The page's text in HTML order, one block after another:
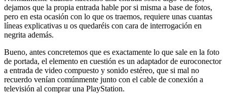
dejamos que la propia entrada hable por si misma a base de fotos,
pero en esta ocasión con lo que os traemos, requiere unas cuantas
líneas explicativas u os quedaréis con cara de interrogación en
negrita además.
Bueno, antes concretemos que es exactamente lo que sale en la foto
de portada, el elemento en cuestión es un adaptador de euroconector
a entrada de video compuesto y sonido estéreo, que si mal no
recuerdo venían comúnmente junto con el cable de conexión a
televisión al comprar una PlayStation.